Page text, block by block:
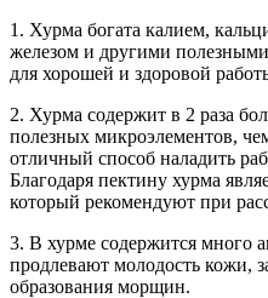
1. Хурма богата калием,
железом и другими
для хорошей и здоровой
2. Хурма содержит в 2 раза
полезных микроэлементов,
отличный способ наладить
Благодаря пектину хурма
который рекомендуют при
3. В хурме содержится много
продлевают молодость кожи,
образования морщин.